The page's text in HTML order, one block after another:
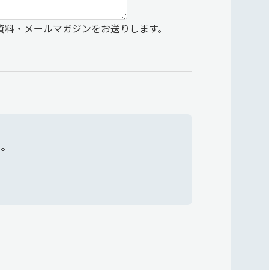
・メールマガジンをお送りします。